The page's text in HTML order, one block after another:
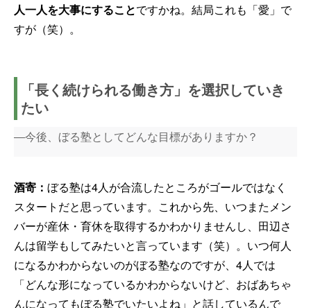
人一人を大事にすることですかね。結局これも「愛」で
すが（笑）。
「長く続けられる働き方」を選択していき
たい
―今後、ぼる塾としてどんな目標がありますか？
酒寄： ぼる塾は4人が合流したところがゴールではなく
スタートだと思っています。これから先、いつまたメン
バーが産休・育休を取得するかわかりませんし、田辺さ
んは留学もしてみたいと言っています（笑）。いつ何人
になるかわからないのがぼる塾なのですが、4人では
「どんな形になっているかわからないけど、おばあちゃ
んになってもぼる塾でいたいよね」と話しているんで